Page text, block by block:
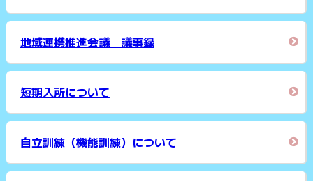
地域連携推進会議 議事録
短期入所について
自立訓練（機能訓練）について